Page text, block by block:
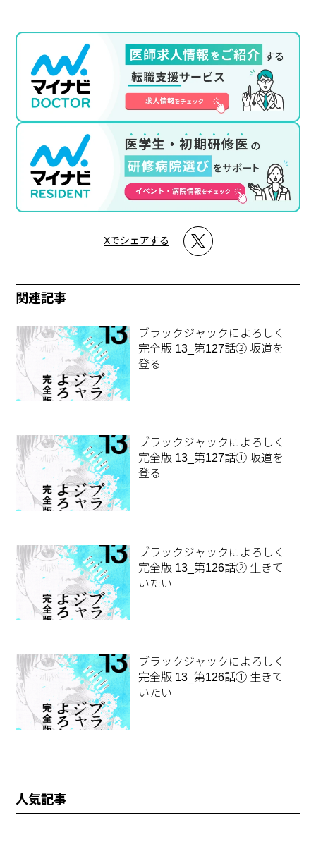
Xでシェアする
関連記事
ブラックジャックによろしく
完全版 13_第127話② 坂道を
登る
ブラックジャックによろしく
完全版 13_第127話① 坂道を
登る
ブラックジャックによろしく
完全版 13_第126話② 生きて
いたい
ブラックジャックによろしく
完全版 13_第126話① 生きて
いたい
人気記事